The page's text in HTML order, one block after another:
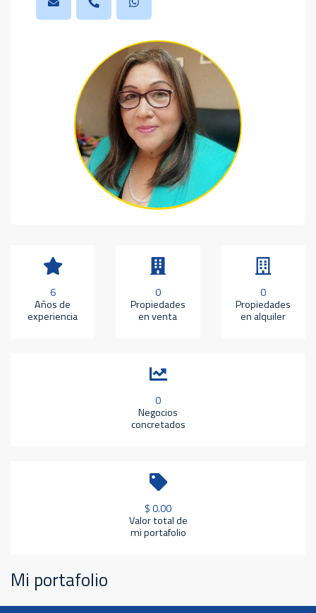
6
Años de
experiencia
0
Propiedades
en venta
0
Propiedades
en alquiler
0
Negocios
concretados
$ 0.00
Valor total de
mi portafolio
Mi portafolio